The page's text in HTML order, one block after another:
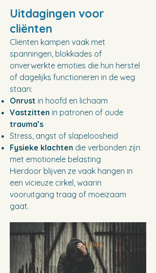
Uitdagingen voor
cliënten
Cliënten kampen vaak met
spanningen, blokkades of
onverwerkte emoties die hun herstel
of dagelijks functioneren in de weg
staan:
Onrust in hoofd en lichaam
Vastzitten in patronen of oude
trauma’s
Stress, angst of slapeloosheid
Fysieke klachten die verbonden zijn
met emotionele belasting
Hierdoor blijven ze vaak hangen in
een vicieuze cirkel, waarin
vooruitgang traag of moeizaam
gaat.